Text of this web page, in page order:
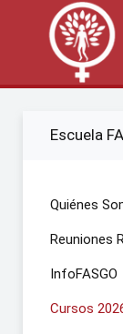
Escuela
Quiénes
Reuniones
InfoFASGO
Cursos